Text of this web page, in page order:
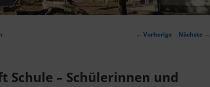
Artikelnavigation
← Vorherige Nächste →
– Schülerinnen und